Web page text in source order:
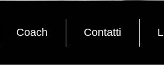
Coach Contatti